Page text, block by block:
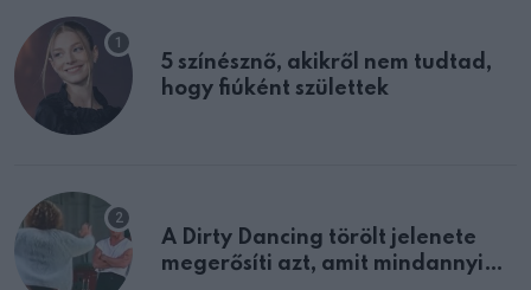
5 színésznő, akikről nem tudtad,
hogy fiúként születtek
A Dirty Dancing törölt jelenete
megerősíti azt, amit mindannyian